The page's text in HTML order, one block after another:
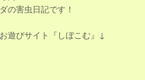
害虫日記です！
遊びサイト『しぼこむ』↓